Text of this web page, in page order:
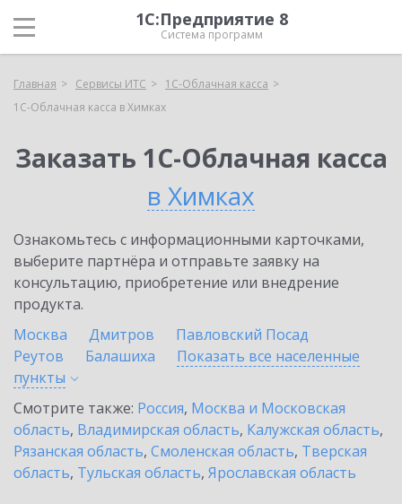
1С:Предприятие 8
Система программ
Главная Сервисы ИТС
1С-Облачная касса
1С-Облачная касса в Химках
Заказать 1С-Облачная касса
в Химках
Ознакомьтесь с информационными карточками,
выберите партнёра и отправьте заявку на
консультацию, приобретение или внедрение
продукта.
Москва
Дмитров
Павловский Посад
Реутов
Балашиха
Показать все населенные
пункты
Смотрите также: Россия, Москва и Московская
область, Владимирская область, Калужская область,
Рязанская область, Смоленская область, Тверская
область, Тульская область, Ярославская область